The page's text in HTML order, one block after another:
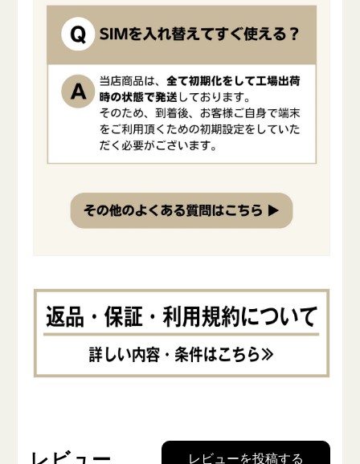
レビューを投稿する